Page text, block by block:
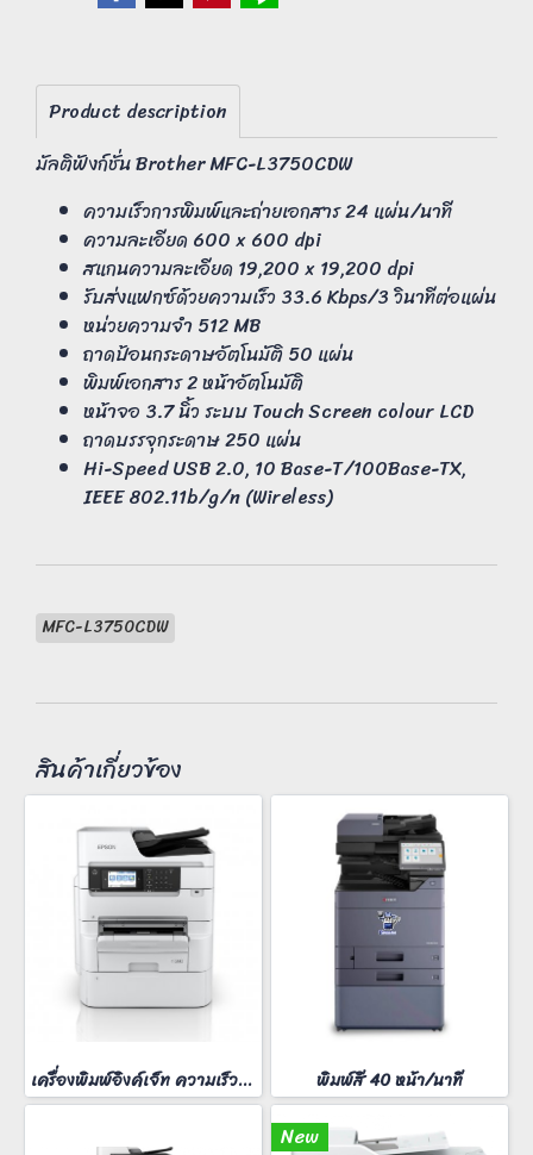
Product description
มัลติฟังก์ชั่น Brother MFC-L3750CDW
ความเร็วการพิมพ์และถ่ายเอกสาร 24 แผ่น/นาที
ความละเอียด 600 x 600 dpi
สแกนความละเอียด 19,200 x 19,200 dpi
รับส่งแฟกซ์ด้วยความเร็ว 33.6 Kbps/3 วินาทีต่อแผ่น
หน่วยความจำ 512 MB
ถาดป้อนกระดาษอัตโนมัติ 50 แผ่น
พิมพ์เอกสาร 2 หน้าอัตโนมัติ
หน้าจอ 3.7 นิ้ว ระบบ Touch Screen colour LCD
ถาดบรรจุกระดาษ 250 แผ่น
Hi-Speed USB 2.0, 10 Base-T/100Base-TX,
IEEE 802.11b/g/n (Wireless)
MFC-L3750CDW
สินค้าเกี่ยวข้อง
เครื่องพิมพ์อิงค์เจ็ท ความเร็วสี 25 หน้า/นาที พิมพ์สี 40 หน้า/นาที
New